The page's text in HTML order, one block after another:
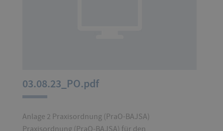
03.08.23_PO.pdf
Anlage 2 Praxisordnung (PraO-BAJSA)
Praxisordnung (PraO-BAJSA) für den